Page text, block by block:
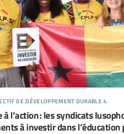
de développement durable 4
à l’action : les syndicats
à investir dans l’éducation